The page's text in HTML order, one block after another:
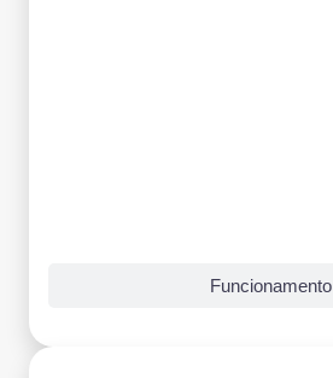
Funcionamento